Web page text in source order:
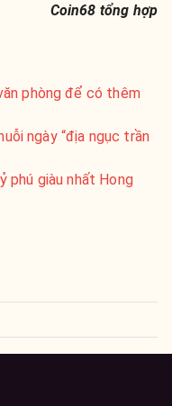
Coin68 tổng hợp
phòng để có thêm
ngày “địa ngục trần
phú giàu nhất Hong